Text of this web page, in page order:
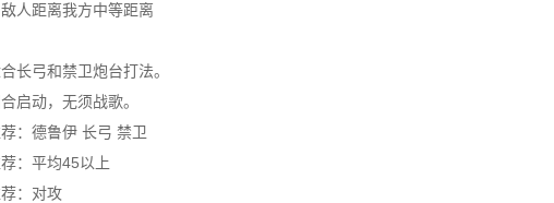
人距离我方中等距离
长弓和禁卫炮台打法。
启动，无须战歌。
：德鲁伊 长弓 禁卫
：平均45以上
：对攻